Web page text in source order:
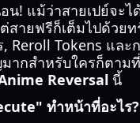
! แม้ว่าสายเปย์จะไ
สายฟรีก็เต็มไปด้วย
, Reroll Tokens และ
ากสำหรับใครก็ตาม
Reversal นี้
ทำหน้าที่อะไร?